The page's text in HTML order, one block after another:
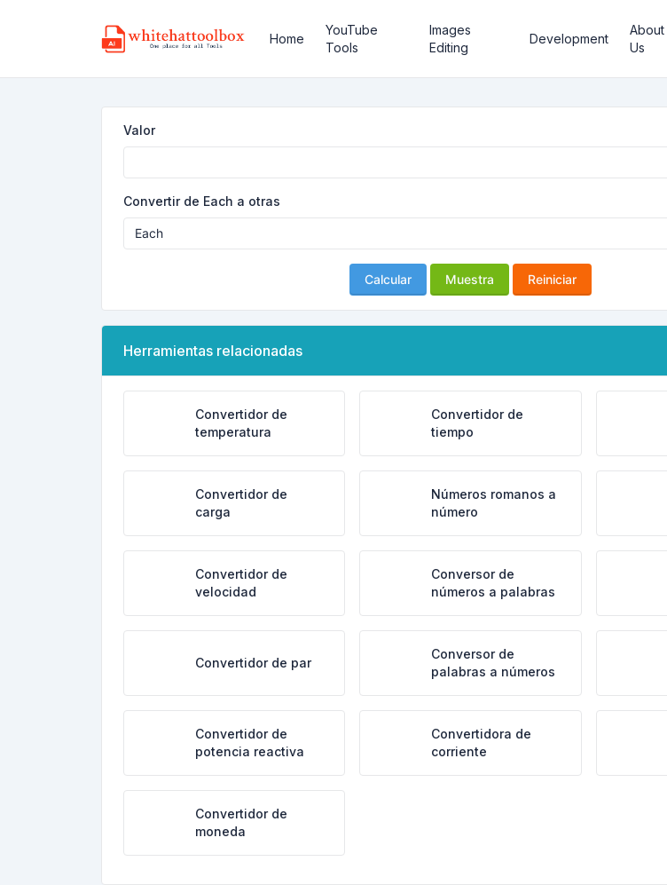
Home
YouTube
Tools
Images
Editing
Development
About
Us
Valor
Convertir de Each a otras
Calcular Muestra Reiniciar
Herramientas relacionadas
Convertidor de
temperatura
Convertidor de
tiempo
Convertidor de
carga
Números romanos a
número
Convertidor de
velocidad
Conversor de
números a palabras
Convertidor de par
Conversor de
palabras a números
Convertidor de
potencia reactiva
Convertidora de
corriente
Convertidor de
moneda